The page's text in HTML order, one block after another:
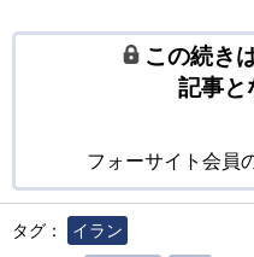
この続き
記事と
フォーサイト会員
タグ：
イラン